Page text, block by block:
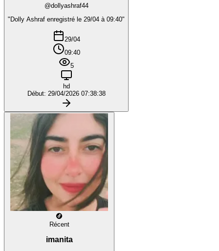
@dollyashraf44
"Dolly Ashraf enregistré le 29/04 à 09:40"
29/04
09:40
5
hd
Début: 29/04/2026 07:38:38
Récent
imanita